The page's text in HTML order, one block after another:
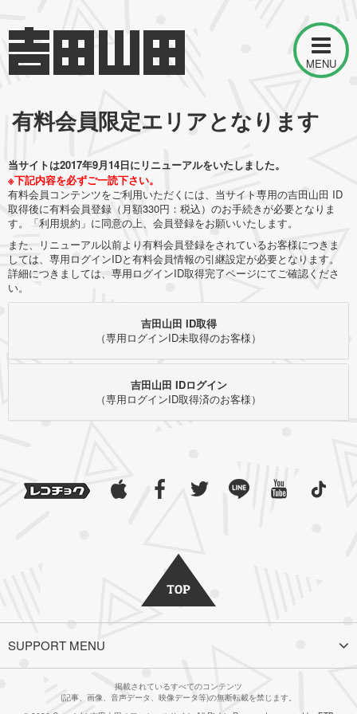
MENU
有料会員限定エリアとなります
当サイトは2017年9月14日にリニューアルをいたしました。
※下記内容を必ずご一読下さい。
有料会員コンテンツをご利用いただくには、当サイト専用の吉田山田 ID
取得後に有料会員登録（月額330円：税込）のお手続きが必要となりま
す。「利用規約」に同意の上、会員登録をお願いいたします。
また、リニューアル以前より有料会員登録をされているお客様につきま
しては、専用ログインIDと有料会員情報の引継設定が必要となります。
詳細につきましては、専用ログインID取得完了ページにてご確認くださ
い。
吉田山田 ID取得
（専用ログインID未取得のお客様）
吉田山田 IDログイン
（専用ログインID取得済のお客様）
SUPPORT MENU
掲載されているすべてのコンテンツ
(記事、画像、音声データ、映像データ等)の無断転載を禁じます。